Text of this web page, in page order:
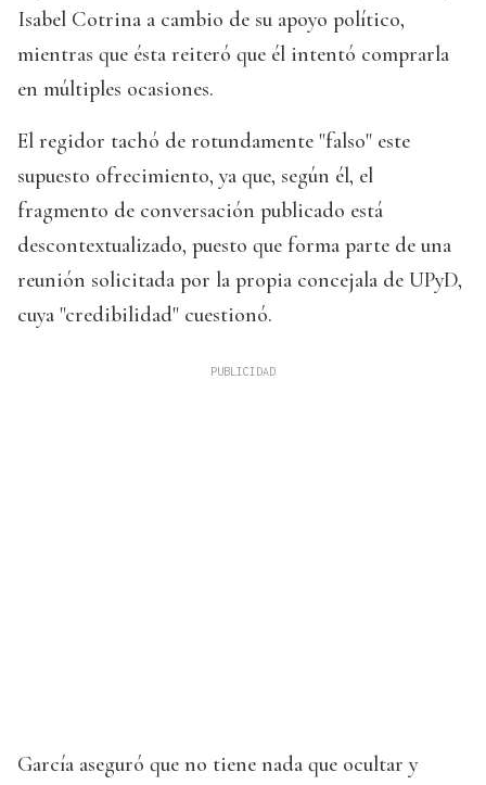
Isabel Cotrina a cambio de su apoyo político,
mientras que ésta reiteró que él intentó comprarla
en múltiples ocasiones.
El regidor tachó de rotundamente "falso" este
supuesto ofrecimiento, ya que, según él, el
fragmento de conversación publicado está
descontextualizado, puesto que forma parte de una
reunión solicitada por la propia concejala de UPyD,
cuya "credibilidad" cuestionó.
García aseguró que no tiene nada que ocultar y